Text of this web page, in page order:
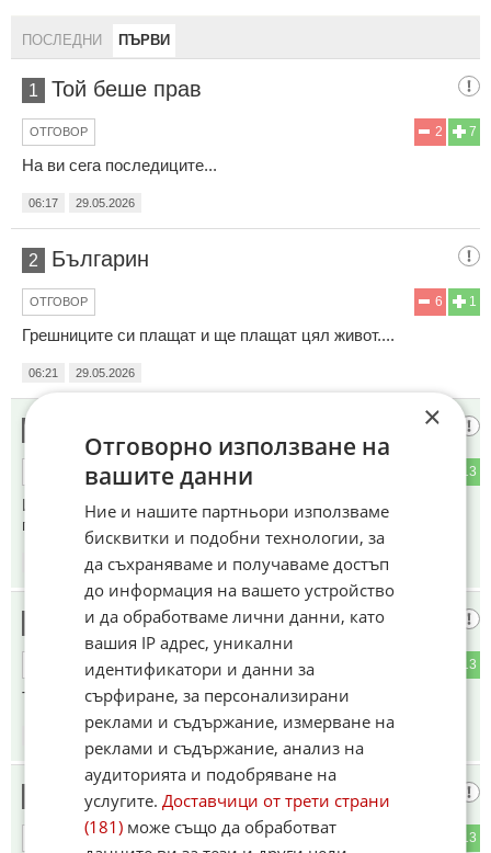
ПОСЛЕДНИ ПЪРВИ
1 Той беше прав
7
2
ОТГОВОР
На ви сега последиците...
06:17 29.05.2026
2 Българин
1
6
ОТГОВОР
Грешниците си плащат и ще плащат цял живот....
06:21 29.05.2026
13
ОТГОВОР
Израел са признати и за сексуални престъпници освен за
геноцид.
29.05.2026
Жалка чифутска измет
13
ОТГОВОР
Терористи
29.05.2026
Шопо
13
ОТГОВОР
×
Отговорно използване на
вашите данни
Ние и нашите партньори използваме
бисквитки и подобни технологии, за
да съхраняваме и получаваме достъп
до информация на вашето устройство
и да обработваме лични данни, като
вашия IP адрес, уникални
идентификатори и данни за
сърфиране, за персонализирани
реклами и съдържание, измерване на
реклами и съдържание, анализ на
аудиторията и подобряване на
услугите.Доставчици от трети страни
(181) може също да обработват